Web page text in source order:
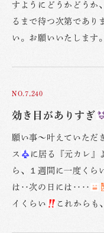
すようにどうかどうか
るまで待つ次第であり
い。お願いいたします。
NO.7,240
効き目がありすぎ
願い事〜叶えていただ
ス
に居る『元カレ』
ら、１週間に一度くら
は‥次の日には‥‥
イくらい
これからも